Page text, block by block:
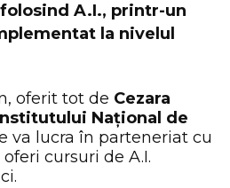
A.I., printr-un
la nivelul
oferit tot de Cezara
Național de
va lucra în parteneriat cu
cursuri de A.I.